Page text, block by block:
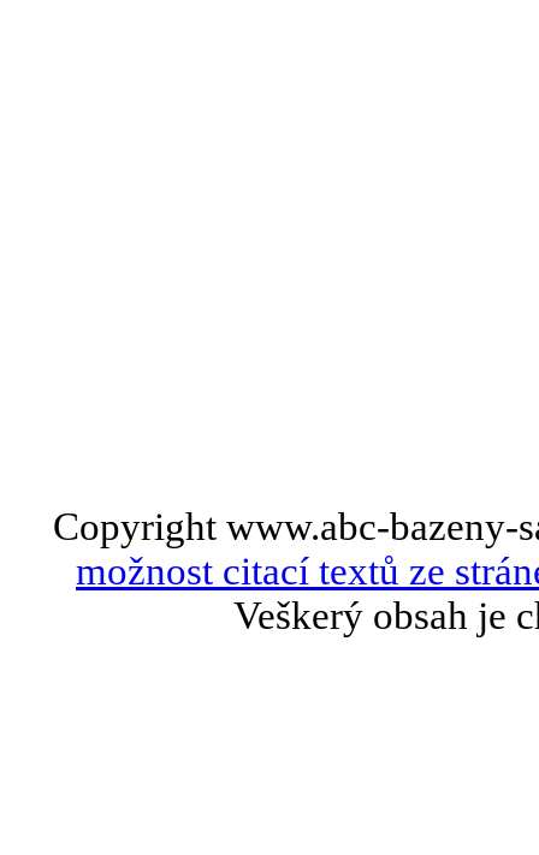
Copyright www.abc-bazeny-
možnost citací textů ze
Veškerý obsah je